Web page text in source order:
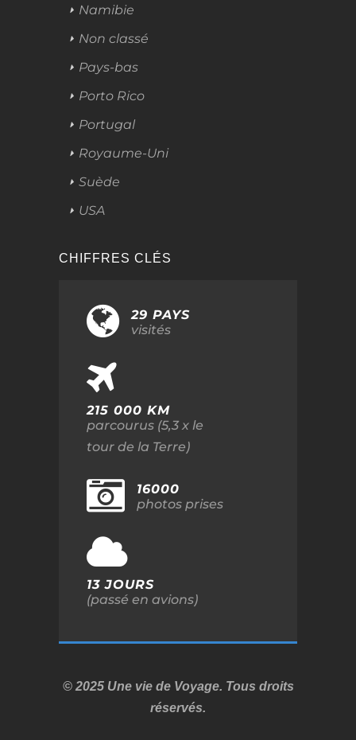
Namibie
Non classé
Pays-bas
Porto Rico
Portugal
Royaume-Uni
Suède
USA
CHIFFRES CLÉS
29 PAYS
visités
215 000 KM
parcourus (5,3 x le
tour de la Terre)
16000
photos prises
13 JOURS
(passé en avions)
© 2025 Une vie de Voyage. Tous droits
réservés.